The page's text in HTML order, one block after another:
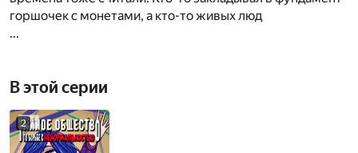
горшочек с монетами, а кто-то живых люд
...
В этой серии
2